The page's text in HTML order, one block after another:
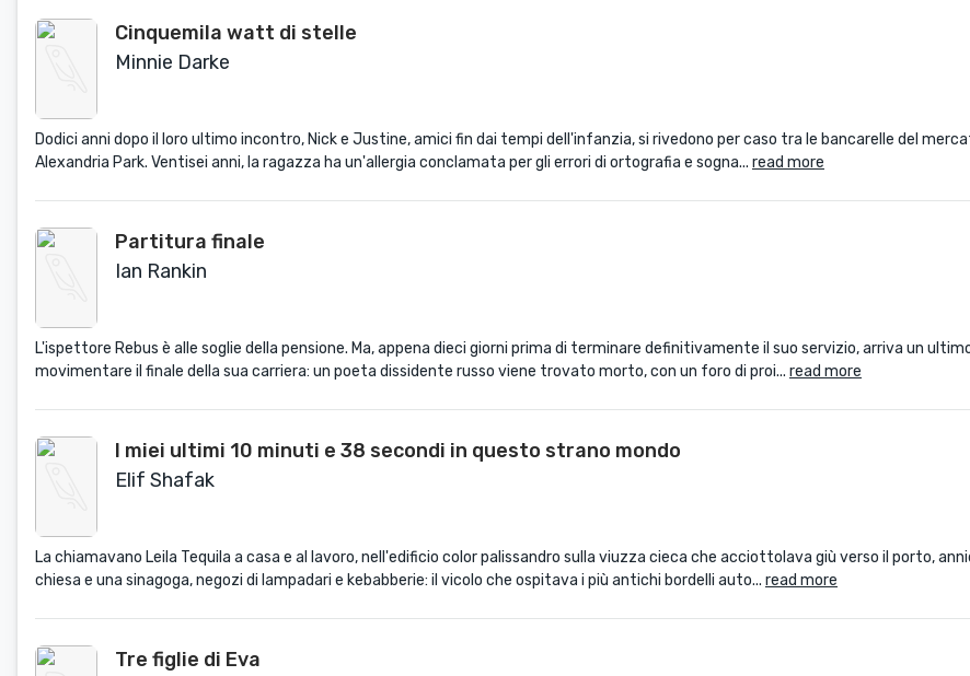
Cinquemila watt di stelle
Minnie Darke
Dodici anni dopo il loro ultimo incontro, Nick e Justine, amici fin dai tempi dell'infanzia, si rivedono per caso tra le bancarelle del
Alexandria Park. Ventisei anni, la ragazza ha un'allergia conclamata per gli errori di ortografia e sogna... read more
Partitura finale
Ian Rankin
L'ispettore Rebus è alle soglie della pensione. Ma, appena dieci giorni prima di terminare definitivamente il suo servizio, arriva un
movimentare il finale della sua carriera: un poeta dissidente russo viene trovato morto, con un foro di proi... read more
I miei ultimi 10 minuti e 38 secondi in questo strano mondo
Elif Shafak
La chiamavano Leila Tequila a casa e al lavoro, nell'edificio color palissandro sulla viuzza cieca che acciottolava giù verso il porto,
chiesa e una sinagoga, negozi di lampadari e kebabberie: il vicolo che ospitava i più antichi bordelli auto... read more
Tre figlie di Eva